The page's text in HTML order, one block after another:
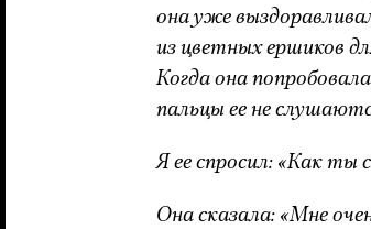
она уже
из цветных ершиков
Когда она
пальцы ее не
Я ее спросил: «Как ты
Она сказала: «Мне